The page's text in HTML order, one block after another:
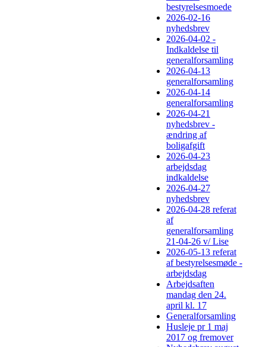
bestyrelsesmoede
2026-02-16
nyhedsbrev
2026-04-02 -
Indkaldelse til
generalforsamling
2026-04-13
generalforsamling
2026-04-14
generalforsamling
2026-04-21
nyhedsbrev -
ændring af
boligafgift
2026-04-23
arbejdsdag
indkaldelse
2026-04-27
nyhedsbrev
2026-04-28 referat
af
generalforsamling
21-04-26 v/ Lise
2026-05-13 referat
af bestyrelsesmøde -
arbejdsdag
Arbejdsaften
mandag den 24.
april kl. 17
Generalforsamling
Husleje pr 1 maj
2017 og fremover